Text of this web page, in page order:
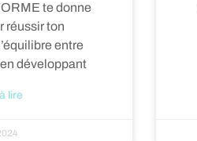
te donne
réussir ton
entre
développant
lire